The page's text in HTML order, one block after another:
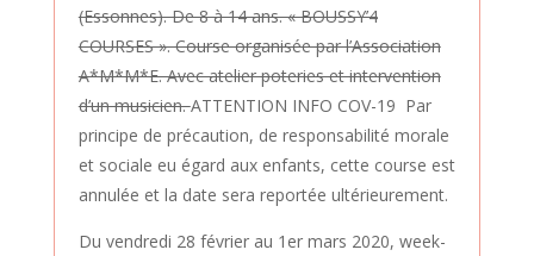
(Essonnes). De 8 à 14 ans. « BOUSSY’4
COURSES ». Course organisée par l’Association
A*M*M*E. Avec atelier poteries et intervention
d’un musicien.ATTENTION INFO COV-19 Par
principe de précaution, de responsabilité morale
et sociale eu égard aux enfants, cette course est
annulée et la date sera reportée ultérieurement.
Du vendredi 28 février au 1er mars 2020, week-